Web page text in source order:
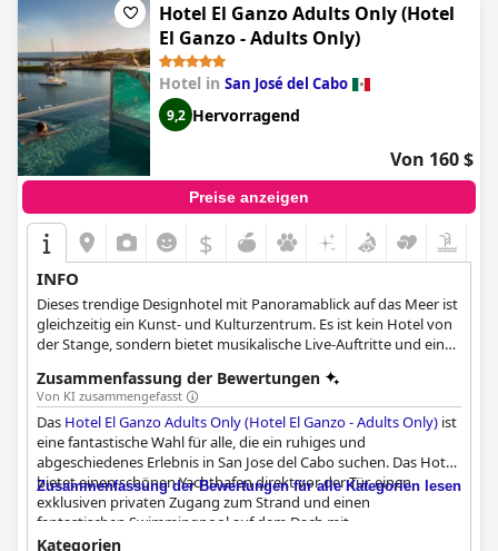
Hotel El Ganzo Adults Only (Hotel
El Ganzo - Adults Only)
Hotel in San José del Cabo
9,2 Hervorragend
Von 160 $
Preise anzeigen
$
INFO
Dieses trendige Designhotel mit Panoramablick auf das Meer ist
gleichzeitig ein Kunst- und Kulturzentrum. Es ist kein Hotel von
der Stange, sondern bietet musikalische Live-Auftritte und ein
Zusammenfassung der Bewertungen
Von KI zusammengefasst
Das Hotel El Ganzo Adults Only (Hotel El Ganzo - Adults Only) ist
eine fantastische Wahl für alle, die ein ruhiges und
abgeschiedenes Erlebnis in San Jose del Cabo suchen. Das Hotel
bietet einen schönen Yachthafen direkt vor der Tür, einen
exklusiven privaten Zugang zum Strand und einen
fantastischen Swimmingpool auf dem Dach mit
atemberaubender Aussicht. Während einige Gäste das
Zusammenfassung der Bewertungen für alle Kategorien lesen
Kategorien